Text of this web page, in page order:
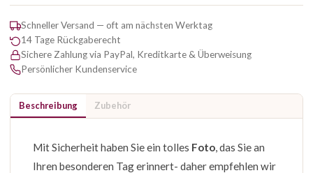
Schneller Versand — oft am nächsten Werktag
14 Tage Rückgaberecht
Sichere Zahlung via PayPal, Kreditkarte & Überweisung
Persönlicher Kundenservice
Beschreibung Zubehör
Mit Sicherheit haben Sie ein tolles Foto, das Sie an
Ihren besonderen Tag erinnert- daher empfehlen wir